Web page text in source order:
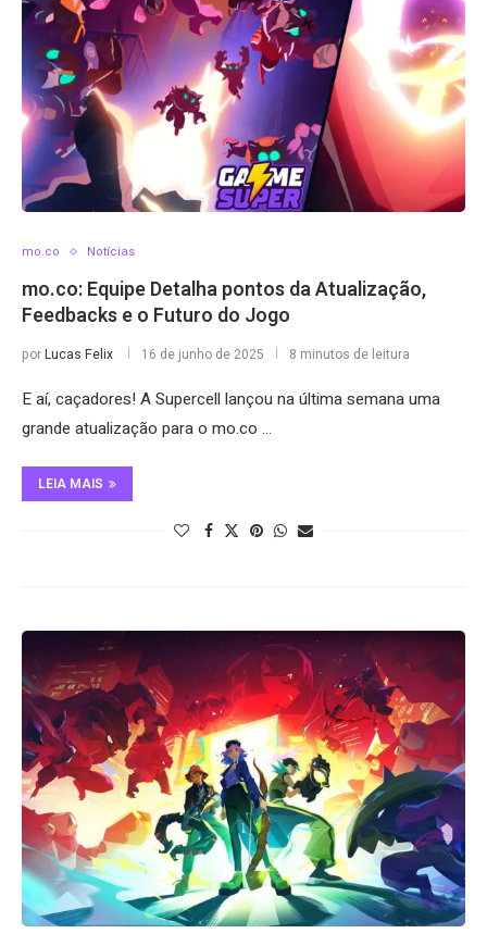
mo.co Notícias
mo.co: Equipe Detalha pontos da Atualização,
Feedbacks e o Futuro do Jogo
porLucas Felix 16 de junho de 2025 8 minutos de leitura
E aí, caçadores! A Supercell lançou na última semana uma
grande atualização para o mo.co …
LEIA MAIS